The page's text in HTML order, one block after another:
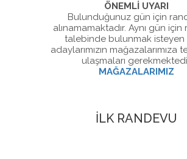
ÖNEMLİ UYARI
Bulunduğunuz gün için
alınamamaktadır. Aynı gün
talebinde bulunmak isteyen
adaylarımızın mağazalarımıza
ulaşmaları
MAĞAZALARIMIZ
İLK RANDEVU